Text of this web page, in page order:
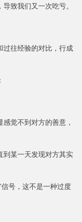
致我们又一次吃亏。
过往经验的对比，行成
觉不到对方的善意，
到某一天发现对方其实
号，这不是一种过度